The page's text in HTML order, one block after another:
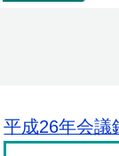
平成26年会議